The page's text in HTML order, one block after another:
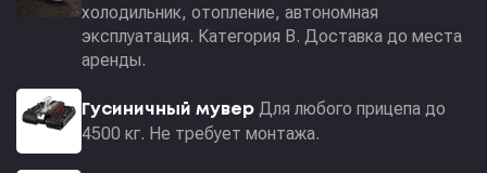
холодильник, отопление, автономная
эксплуатация. Категория В. Доставка до места
аренды.
Гусиничный мувер Для любого прицепа до
4500 кг. Не требует монтажа.